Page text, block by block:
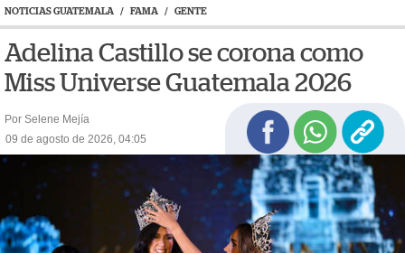
NOTICIAS GUATEMALA / FAMA / GENTE
Adelina Castillo se corona como
Miss Universe Guatemala 2026
Por Selene Mejía
09 de agosto de 2026, 04:05